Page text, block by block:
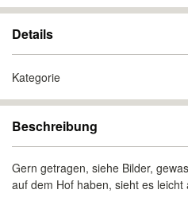
Details
Kategorie
Beschreibung
Gern getragen, siehe Bilder,
auf dem Hof haben, sieht es